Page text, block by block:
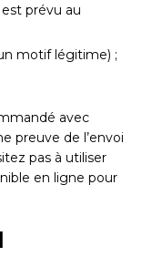
prévu au
motif légitime) ;
avec
preuve de l’envoi
pas à utiliser
en ligne pour